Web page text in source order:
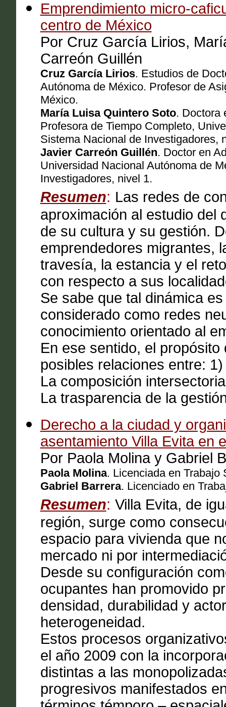
Emprendimiento micro-
centro de México
Por Cruz García Lirios,
Carreón Guillén
Cruz García Lirios. Estudios de
Autónoma de México. Profesor de
México.
María Luisa Quintero Soto. Doctora
Profesora de Tiempo Completo,
Sistema Nacional de Investigadores,
Javier Carreón Guillén. Doctor en
Universidad Nacional Autónoma de
Investigadores, nivel 1.
Resumen: Las redes de
aproximación al estudio del
de su cultura y su gestión.
emprendedores migrantes,
travesía, la estancia y el
con respecto a sus
Se sabe que tal dinámica
considerado como redes
conocimiento orientado al
En ese sentido, el
posibles relaciones entre:
La composición
La trasparencia de la
Derecho a la ciudad y
asentamiento Villa Evita en
Por Paola Molina y Gabriel
Paola Molina. Licenciada en Trabajo
Gabriel Barrera. Licenciado en
Resumen: Villa Evita, de
región, surge como
espacio para vivienda que
mercado ni por
Desde su configuración
ocupantes han promovido
densidad, durabilidad y
heterogeneidad.
Estos procesos
el año 2009 con la
distintas a las
progresivos manifestados